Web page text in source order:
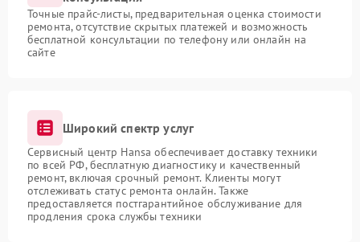
Точные прайс-листы, предварительная оценка стоимости
ремонта, отсутствие скрытых платежей и возможность
бесплатной консультации по телефону или онлайн на
сайте
Широкий спектр услуг
Сервисный центр Hansa обеспечивает доставку техники
по всей РФ, бесплатную диагностику и качественный
ремонт, включая срочный ремонт. Клиенты могут
отслеживать статус ремонта онлайн. Также
предоставляется постгарантийное обслуживание для
продления срока службы техники